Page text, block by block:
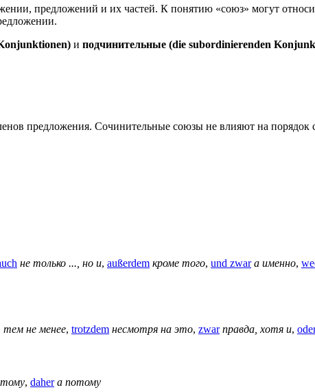
предложений и их частей. К понятию «союз» могут
и подчинительные (die subordinierenden
предложения. Сочинительные союзы не влияют на порядок
не только ..., но и, außerdem кроме того, und zwar а именно,
тем не менее, trotzdem несмотря на это, zwar правда, хотя и,
, daher а потому